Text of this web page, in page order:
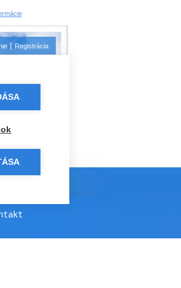
| Registrácia